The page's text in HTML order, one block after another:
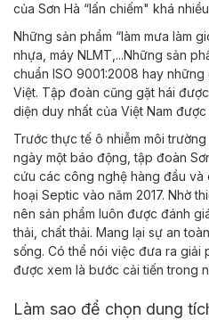
của Sơn Hà “lấn chiếm" khá
Những sản phẩm “làm mưa làm
nhựa, máy NLMT,...Những sản
chuẩn ISO 9001:2008 hay
Việt. Tập đoàn cũng gặt hái
diện duy nhất của Việt Nam
Trước thực tế ô nhiễm môi
ngày một báo động, tập đoàn
cứu các công nghệ hàng đầu và
hoại Septic vào năm 2017. Nhờ
nên sản phẩm luôn được đánh
thải, chất thải. Mang lại sự an
sống. Có thể nói việc đưa ra giải
được xem là bước cải tiến trong
Làm sao để chọn dung